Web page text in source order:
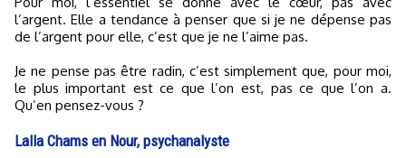
l’argent. Elle a tendance à penser que si je ne dépense pas
de l’argent pour elle, c’est que je ne l’aime pas.
Je ne pense pas être radin, c’est simplement que, pour moi,
le plus important est ce que l’on est, pas ce que l’on a.
Qu’en pensez-vous ?
Lalla Chams en Nour, psychanalyste